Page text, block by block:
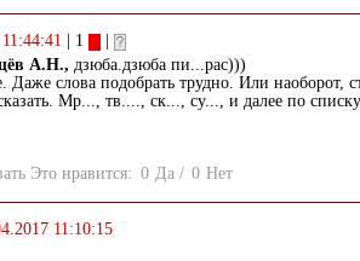
| 1
А.Н., дзюба.дзюба пи...рас)))
Даже слова подобрать трудно. Или наоборот,
Мр..., тв...., ск..., су..., и далее по
Это нравится: 0 Да / 0 Нет
11:10:15